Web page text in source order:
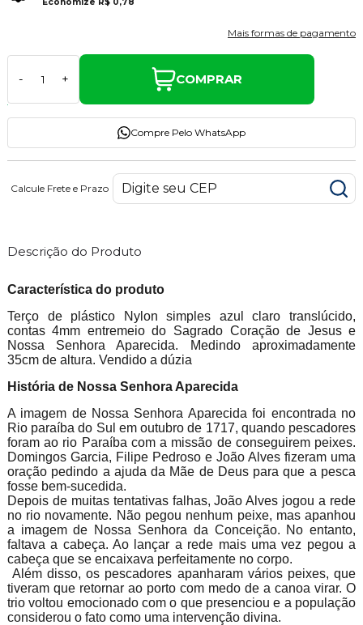
Mais formas de pagamento
- + COMPRAR
Compre Pelo WhatsApp
Calcule Frete e Prazo
Descrição do Produto
Característica do produto
Terço de plástico Nylon simples azul claro translúcido,
contas 4mm entremeio do Sagrado Coração de Jesus e
Nossa Senhora Aparecida. Medindo aproximadamente
35cm de altura. Vendido a dúzia
História de Nossa Senhora Aparecida
A imagem de Nossa Senhora Aparecida foi encontrada no
Rio paraíba do Sul em outubro de 1717, quando pescadores
foram ao rio Paraíba com a missão de conseguirem peixes.
Domingos Garcia, Filipe Pedroso e João Alves fizeram uma
oração pedindo a ajuda da Mãe de Deus para que a pesca
fosse bem-sucedida.
Depois de muitas tentativas falhas, João Alves jogou a rede
no rio novamente. Não pegou nenhum peixe, mas apanhou
a imagem de Nossa Senhora da Conceição. No entanto,
faltava a cabeça. Ao lançar a rede mais uma vez pegou a
cabeça que se encaixava perfeitamente no corpo.
Além disso, os pescadores apanharam vários peixes, que
tiveram que retornar ao porto com medo de a canoa virar. O
trio voltou emocionado com o que presenciou e a população
considerou o fato como uma intervenção divina.